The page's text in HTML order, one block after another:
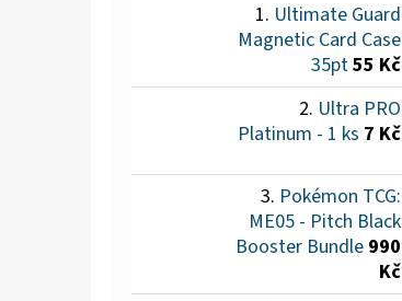
Ultimate Guard
Magnetic Card Case
35pt55 Kč
Ultra PRO
Platinum - 1 ks 7 Kč
Pokémon TCG:
ME05 - Pitch Black
Booster Bundle 990
Kč